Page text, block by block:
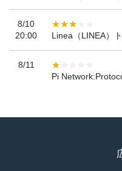
8/10
20:00
Linea（LINEA）
8/11
Pi